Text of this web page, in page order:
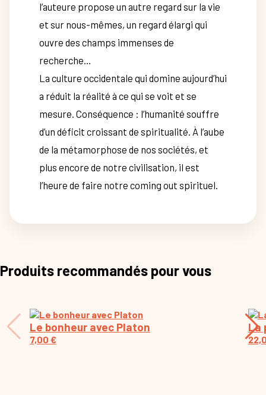
l’auteure propose un autre regard sur la vie
et sur nous-mêmes, un regard élargi qui
ouvre des champs immenses de
recherche…
La culture occidentale qui domine aujourd’hui
a réduit la réalité à ce qui se voit et se
mesure. Conséquence : l’humanité souffre
d’un déficit croissant de spiritualité. À l’aube
de la métamorphose de nos sociétés, et
plus encore de notre civilisation, il est
l’heure de faire notre coming out spirituel.
Produits recommandés pour vous
Le bonheur avec Platon
7,00 €
La